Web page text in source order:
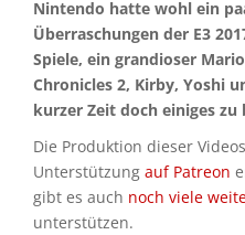
Nintendo hatte wohl ein
Überraschungen der E3
Spiele, ein grandioser
Chronicles 2, Kirby, Yoshi
kurzer Zeit doch einiges zu
Die Produktion dieser
Unterstützung auf Patreon
gibt es auch noch viele
unterstützen.